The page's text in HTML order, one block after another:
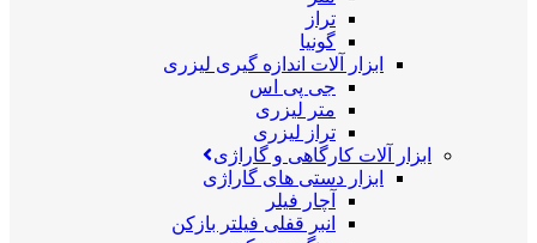
تراز
گونیا
ابزار آلات اندازه گیری لیزری
جی پی اس
متر لیزری
تراز لیزری
ابزار آلات کارگاهی و گاراژی
ابزار دستی های گاراژی
آچار فیلر
انبر قفلی فیلتر بازکن